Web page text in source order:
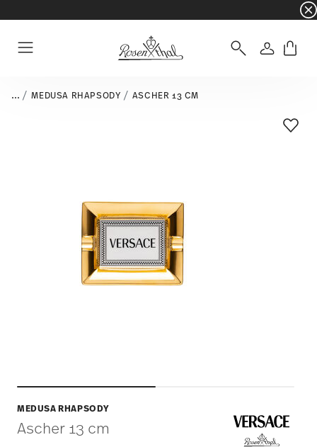
☀️ Summer SALE – noch mehr sparen:
... MEDUSA RHAPSODY ASCHER 13 CM
MEDUSA RHAPSODY
Ascher 13 cm
Add